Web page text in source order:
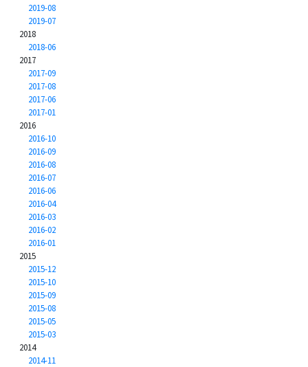
2019-08
2019-07
2018
2018-06
2017
2017-09
2017-08
2017-06
2017-01
2016
2016-10
2016-09
2016-08
2016-07
2016-06
2016-04
2016-03
2016-02
2016-01
2015
2015-12
2015-10
2015-09
2015-08
2015-05
2015-03
2014
2014-11